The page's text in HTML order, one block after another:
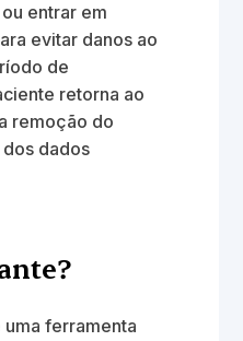
entrar em
evitar danos ao
de
retorna ao
remoção do
dados
uma ferramenta